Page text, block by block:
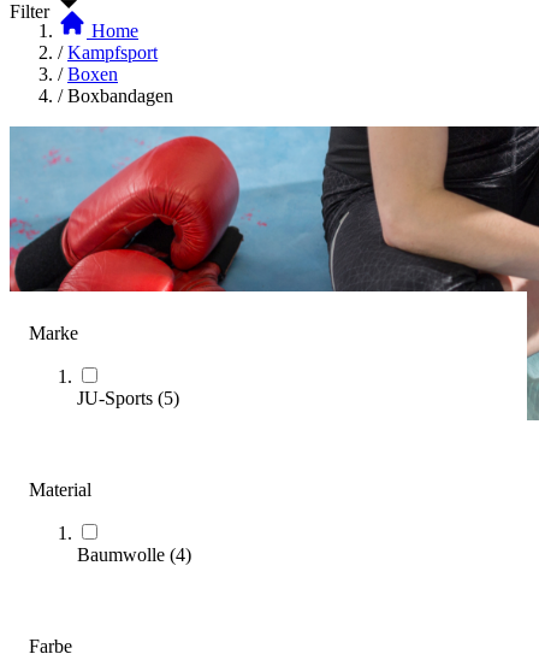
Filter
Marke
JU-Sports (5)
Material
Baumwolle (4)
Farbe
Home
/ Kampfsport
/ Boxen
/ Boxbandagen
Artikel)
Zum Ratgeber